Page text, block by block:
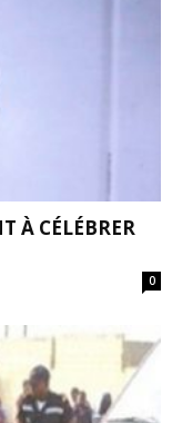
À CÉLÉBRER
0